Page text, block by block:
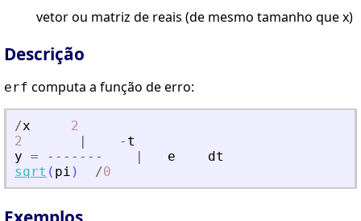
vetor ou matriz de reais (de mesmo tamanho que x)
Descrição
erf computa a função de erro:
/x
2
2
- t
y = - - - - - - - e
dt
sqrt ( pi ) /0